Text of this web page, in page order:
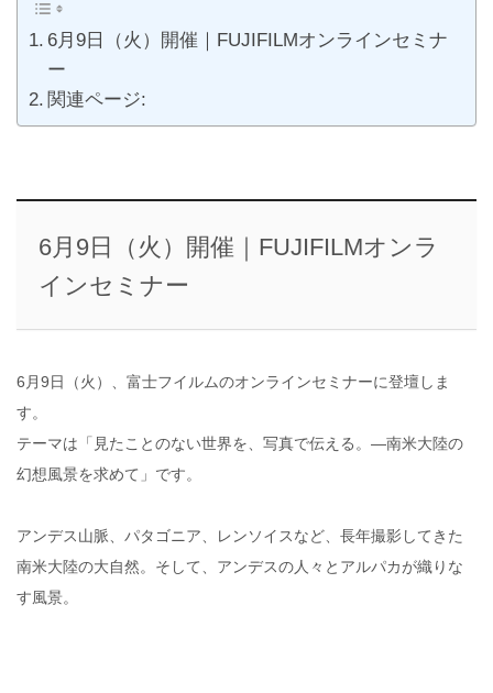
6月9日（火）開催｜FUJIFILMオンラインセミナ
ー
関連ページ:
6月9日（火）開催｜FUJIFILMオンラ
インセミナー
6月9日（火）、富士フイルムのオンラインセミナーに登壇しま
す。
テーマは「見たことのない世界を、写真で伝える。―南米大陸の
幻想風景を求めて」です。
アンデス山脈、パタゴニア、レンソイスなど、長年撮影してきた
南米大陸の大自然。そして、アンデスの人々とアルパカが織りな
す風景。